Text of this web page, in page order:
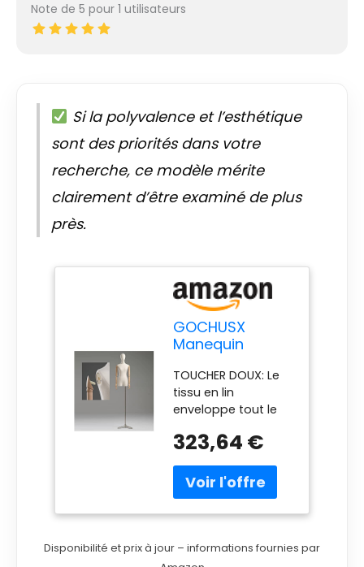
Note de 5 pour 1 utilisateurs
Si la polyvalence et l’esthétique
sont des priorités dans votre
recherche, ce modèle mérite
clairement d’être examiné de plus
près.
GOCHUSX
Manequin
Femme, 150-
210CM Réglable
en Hauteur
Femme
Mannequin avec
en Bois Bras,
Robuste Vitrine
Affichage
Étagère, Métal
2 Couleurs(E)
TOUCHER DOUX: Le
tissu en lin
enveloppe tout le
doux pour la peau.
de tête, très
approprié pour
porter des
bijoux, des
écharpes, des
323,64 €
Disponibilité et prix à jour – informations fournies par